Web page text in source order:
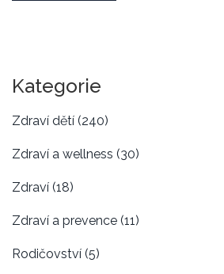
Kategorie
Zdraví dětí (240)
Zdraví a wellness (30)
Zdraví (18)
Zdraví a prevence (11)
Rodičovství (5)